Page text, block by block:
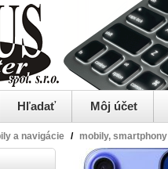
Hľadať Môj účet
a navigácie / mobily, smartphony